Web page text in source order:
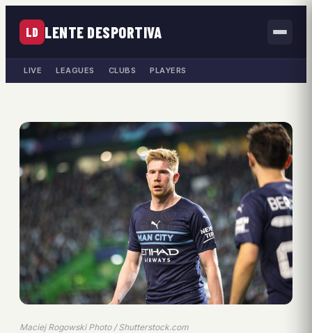
LD LENTE DESPORTIVA
LIVE LEAGUES CLUBS PLAYERS
Maciej Rogowski Photo / Shutterstock.com